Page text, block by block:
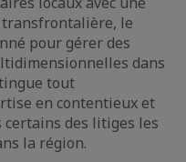
le
pour gérer des
dans
tout
en contentieux et
des litiges les
la région.